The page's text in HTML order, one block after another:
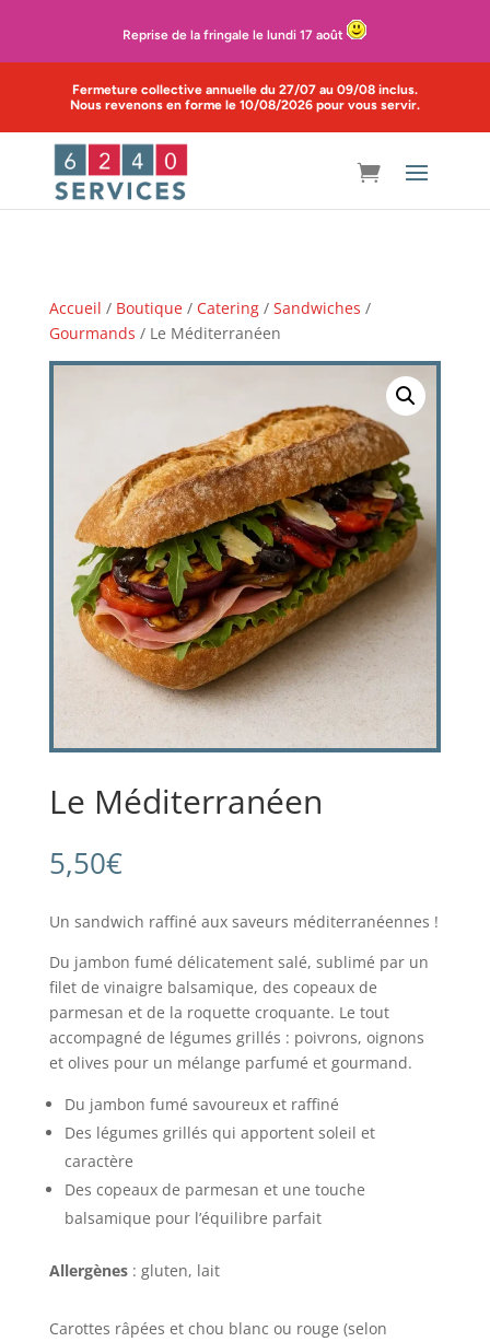
Reprise de la fringale le lundi 17 août
Fermeture collective annuelle du 27/07 au 09/08 inclus.
Nous revenons en forme le 10/08/2026 pour vous servir.
Accueil / Boutique/ Catering/ Sandwiches /
Gourmands / Le Méditerranéen
Le Méditerranéen
5,50€
Un sandwich raffiné aux saveurs méditerranéennes !
Du jambon fumé délicatement salé, sublimé par un
filet de vinaigre balsamique, des copeaux de
parmesan et de la roquette croquante. Le tout
accompagné de légumes grillés : poivrons, oignons
et olives pour un mélange parfumé et gourmand.
Du jambon fumé savoureux et raffiné
Des légumes grillés qui apportent soleil et
caractère
Des copeaux de parmesan et une touche
balsamique pour l’équilibre parfait
Allergènes: gluten, lait
Carottes râpées et chou blanc ou rouge (selon